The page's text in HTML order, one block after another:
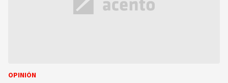
OPINIÓN